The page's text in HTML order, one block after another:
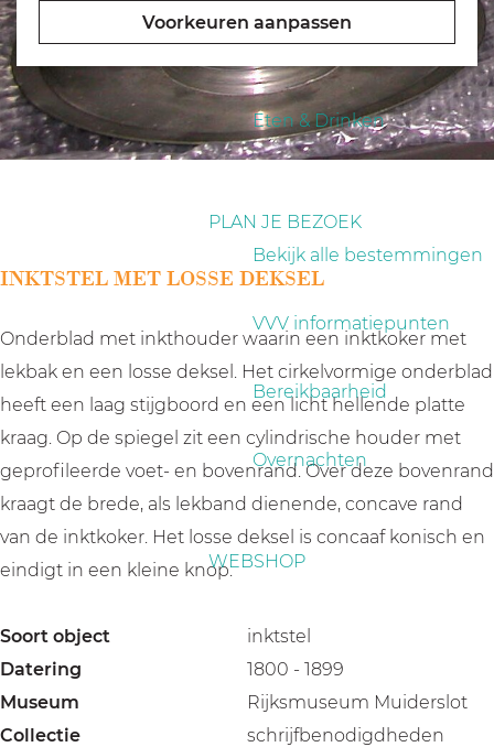
Voorkeuren aanpassen
m
e
p
a
g
Eten & Drinken
PLAN JE BEZOEK
Bekijk alle bestemmingen
VVV informatiepunten
Bereikbaarheid
Overnachten
WEBSHOP
INKTSTEL MET LOSSE DEKSEL
Onderblad met inkthouder waarin een inktkoker met
lekbak en een losse deksel. Het cirkelvormige onderblad
heeft een laag stijgboord en een licht hellende platte
kraag. Op de spiegel zit een cylindrische houder met
geprofileerde voet- en bovenrand. Over deze bovenrand
kraagt de brede, als lekband dienende, concave rand
van de inktkoker. Het losse deksel is concaaf konisch en
eindigt in een kleine knop.
Soort object
inktstel
Datering
1800 - 1899
Museum
Rijksmuseum Muiderslot
Collectie
schrijfbenodigdheden